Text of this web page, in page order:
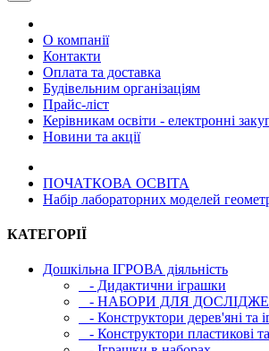
О компанії
Контакти
Оплата та доставка
Будівельним організаціям
Прайс-ліст
Керівникам освіти - електронні
Новини та акції
ПОЧАТКОВА ОСВIТА
Набір лабораторних моделей
КАТЕГОРІЇ
Дошкільна ІГРОВА діяльність
- Дидактични іграшки
- НАБОРИ ДЛЯ
- Конструктори дерев'яні та
- Конструктори пластикові